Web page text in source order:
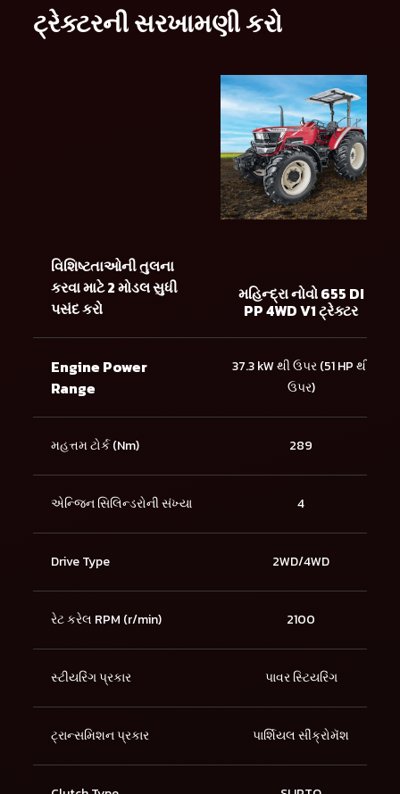
ટ્રેક્ટરની સરખામણી કરો
વિશિષ્ટતાઓની તુલના
કરવા માટે 2 મોડલ સુધી
પસંદ કરો
મહિન્દ્રા નોવો 655 DI
PP 4WD V1 ટ્રેક્ટર
Engine Power
Range
37.3 kW થી ઉપર (51 HP થી
ઉપર)
મહત્તમ ટોર્ક (Nm) 289
એન્જિન સિલિન્ડરોની સંખ્યા 4
Drive Type 2WD/4WD
રેટ કરેલ RPM (r/min) 2100
સ્ટીયરિંગ પ્રકાર પાવર સ્ટિયરિંગ
ટ્રાન્સમિશન પ્રકાર પાર્શિયલ સીંક્રોમૅશ